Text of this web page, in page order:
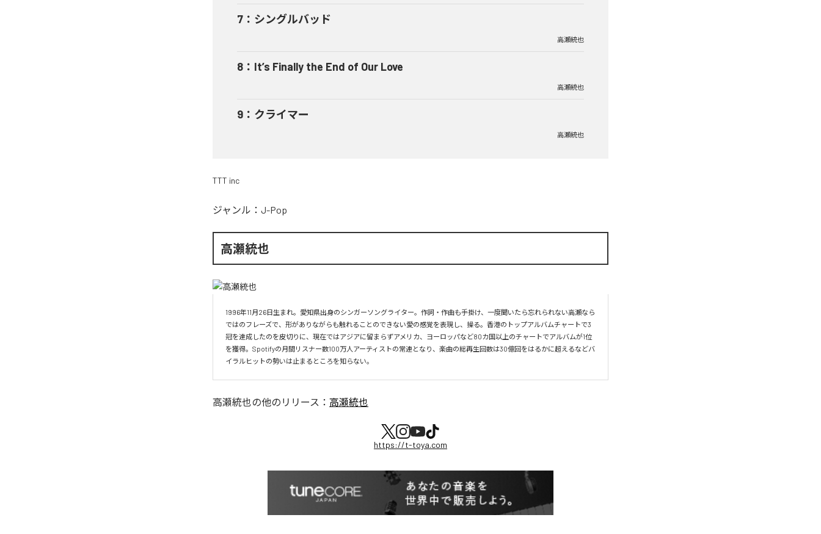
7 ： シングルバッド
高瀬統也
8 ： It’s Finally the End of Our Love
高瀬統也
9 ： クライマー
高瀬統也
TTT inc
ジャンル： J-Pop
高瀬統也
1996年11月26日生まれ。愛知県出身のシンガーソングライター。作詞・作曲も手掛け、一度聞いたら忘れられない高瀬なら
ではのフレーズで、形がありながらも触れることのできない愛の感覚を表現し、操る。香港のトップアルバムチャートで3
冠を達成したのを皮切りに、現在ではアジアに留まらずアメリカ、ヨーロッパなど80カ国以上のチャートでアルバムが1位
を獲得。Spotifyの月間リスナー数100万人アーティストの常連となり、楽曲の総再生回数は30億回をはるかに超えるなどバ
イラルヒットの勢いは止まるところを知らない。
高瀬統也の他のリリース： 高瀬統也
https://t-toya.com